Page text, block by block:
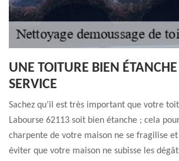
UNE TOITURE BIEN
SERVICE
Sachez qu’il est très important que votre
Labourse 62113 soit bien étanche ; cela
charpente de votre maison ne se fragilise
éviter que votre maison ne subisse les